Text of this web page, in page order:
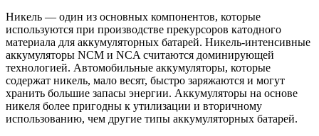
Никель — один из основных компонентов, которые
используются при производстве прекурсоров катодного
материала для аккумуляторных батарей. Никель-интенсивные
аккумуляторы NCM и NCA считаются доминирующей
технологией. Автомобильные аккумуляторы, которые
содержат никель, мало весят, быстро заряжаются и могут
хранить большие запасы энергии. Аккумуляторы на основе
никеля более пригодны к утилизации и вторичному
использованию, чем другие типы аккумуляторных батарей.